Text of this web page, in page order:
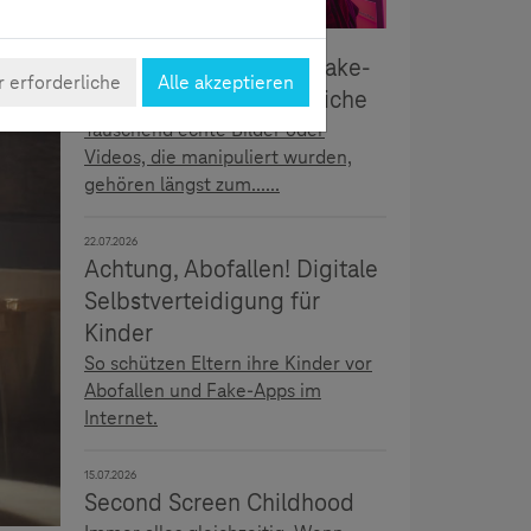
5.08.2026
Täuschend echt: Deepfake-
Erkennung für Jugendliche
Täuschend echte Bilder oder
Videos, die manipuliert wurden,
gehören längst zum......
22.07.2026
Achtung, Abofallen! Digitale
Selbstverteidigung für
Kinder
So schützen Eltern ihre Kinder vor
Abofallen und Fake-Apps im
Internet.
15.07.2026
Second Screen Childhood
erforderliche Alle akzeptieren